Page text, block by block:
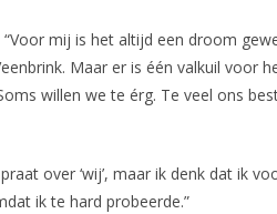
mij is het altijd een droom
Maar er is één valkuil voor
willen we te érg. Te veel ons
over ‘wij’, maar ik denk dat ik
ik te hard probeerde.”